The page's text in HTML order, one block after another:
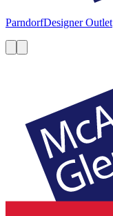
ParndorfDesigner Outlet